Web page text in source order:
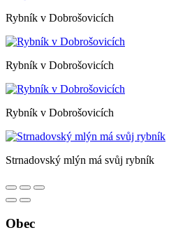
Rybník v Dobrošovicích
Rybník v Dobrošovicích
Rybník v Dobrošovicích
Strnadovský mlýn má svůj rybník
Obec